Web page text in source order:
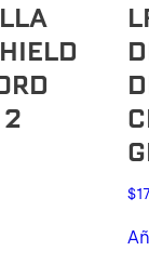
2
$